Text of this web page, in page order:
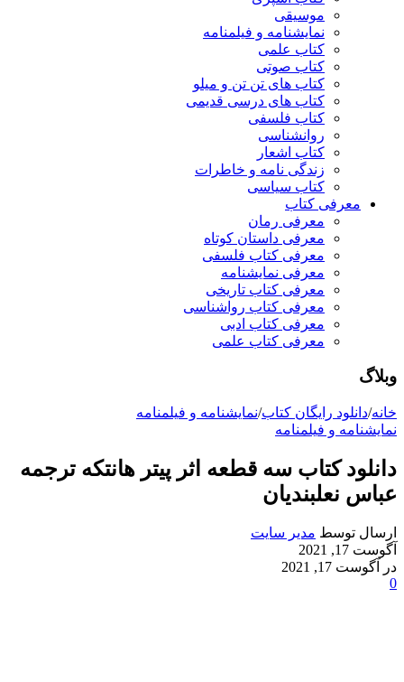
موسیقی
نمایشنامه و فیلمنامه
کتاب علمی
کتاب صوتی
کتاب های تن تن و میلو
کتاب های درسی قدیمی
کتاب فلسفی
روانشناسی
کتاب اشعار
زندگی نامه و خاطرات
کتاب سیاسی
معرفی کتاب
معرفی رمان
معرفی داستان کوتاه
معرفی کتاب فلسفی
معرفی نمایشنامه
معرفی کتاب تاریخی
معرفی کتاب رواشناسی
معرفی کتاب ادبی
معرفی کتاب علمی
وبلاگ
خانه/دانلود رایگان کتاب/نمایشنامه و فیلمنامه
نمایشنامه و فیلمنامه
دانلود کتاب سه قطعه اثر پیتر هانتکه ترجمه
عباس نعلبندیان
ارسال توسط مدیر سایت
آگوست 17, 2021
در آگوست 17, 2021
0